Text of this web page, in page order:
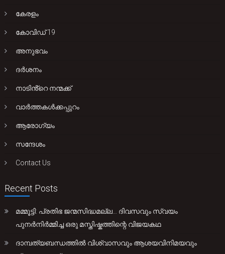
കേരളം
കോവിഡ് 19
അനുഭവം
ദർശനം
നാടിൻ്റെ നന്മക്ക്
വാർത്തകൾക്കപ്പുറം
ആരോഗ്യം
സന്ദേശം
Contact Us
Recent Posts
മമ്മൂട്ടി: പ്രതിഭ ജന്മസിദ്ധമല്ല… ദിവസവും സ്വയം
പുനർനിർമ്മിച്ച ഒരു മസ്തിഷ്കത്തിന്റെ വിജയകഥ
ദാമ്പത്യബന്ധത്തിൽ വിശ്വാസവും ആശയവിനിമയവും